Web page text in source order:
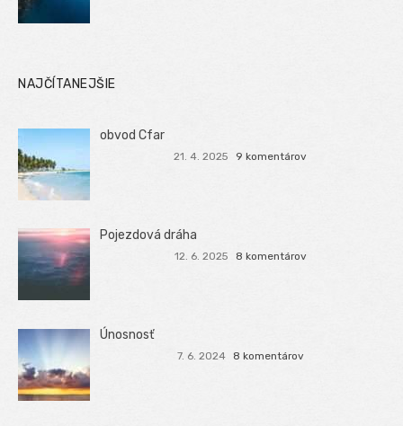
NAJČÍTANEJŠIE
obvod Cfar
21. 4. 2025 9 komentárov
Pojezdová dráha
12. 6. 2025 8 komentárov
Únosnosť
7. 6. 2024 8 komentárov